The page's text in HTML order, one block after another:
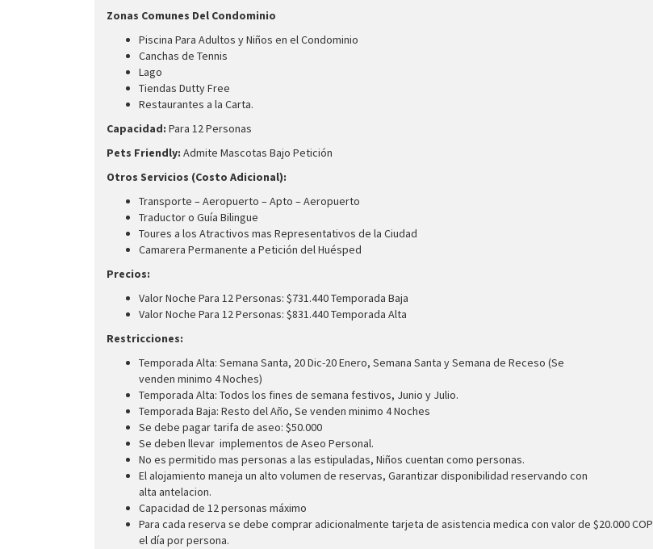
Zonas Comunes Del Condominio
Piscina Para Adultos y Niños en el Condominio
Canchas de Tennis
Lago
Tiendas Dutty Free
Restaurantes a la Carta.
Capacidad: Para 12 Personas
Pets Friendly: Admite Mascotas Bajo Petición
Otros Servicios (Costo Adicional):
Transporte – Aeropuerto – Apto – Aeropuerto
Traductor o Guía Bilingue
Toures a los Atractivos mas Representativos de la Ciudad
Camarera Permanente a Petición del Huésped
Precios:
Valor Noche Para 12 Personas: $731.440 Temporada Baja
Valor Noche Para 12 Personas: $831.440 Temporada Alta
Restricciones:
Temporada Alta: Semana Santa, 20 Dic-20 Enero, Semana Santa y Semana de Receso (Se
venden minimo 4 Noches)
Temporada Alta: Todos los fines de semana festivos, Junio y Julio.
Temporada Baja: Resto del Año, Se venden minimo 4 Noches
Se debe pagar tarifa de aseo: $50.000
Se deben llevar implementos de Aseo Personal.
No es permitido mas personas a las estipuladas, Niños cuentan como personas.
El alojamiento maneja un alto volumen de reservas, Garantizar disponibilidad reservando con
alta antelacion.
Capacidad de 12 personas máximo
Para cada reserva se debe comprar adicionalmente tarjeta de asistencia medica con valor de $20.000 COP
el día por persona.